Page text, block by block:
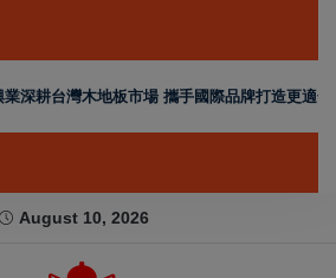
台灣木地板市場 攜手國際品牌打造更適合台灣
August 10, 2026